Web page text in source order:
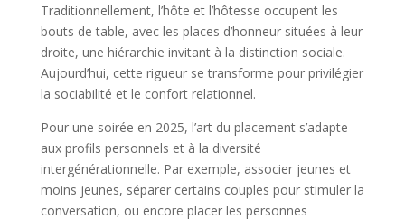
Traditionnellement, l’hôte et l’hôtesse occupent les
bouts de table, avec les places d’honneur situées à leur
droite, une hiérarchie invitant à la distinction sociale.
Aujourd’hui, cette rigueur se transforme pour privilégier
la sociabilité et le confort relationnel.
Pour une soirée en 2025, l’art du placement s’adapte
aux profils personnels et à la diversité
intergénérationnelle. Par exemple, associer jeunes et
moins jeunes, séparer certains couples pour stimuler la
conversation, ou encore placer les personnes